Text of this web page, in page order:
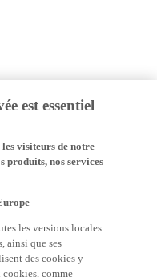
est essentiel
visiteurs de notre
produits, nos services
les versions locales
ainsi que ses
des cookies y
comme